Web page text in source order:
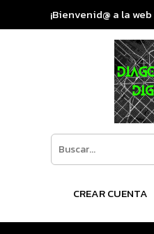
¡Bienvenid@ a la
CREAR CUENTA